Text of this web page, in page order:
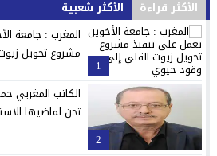
الأكثر قراءة الأكثر شعبية
1
المغرب : جامعة
مشروع تحويل
2
الكاتب المغربي
تحن لماضيها